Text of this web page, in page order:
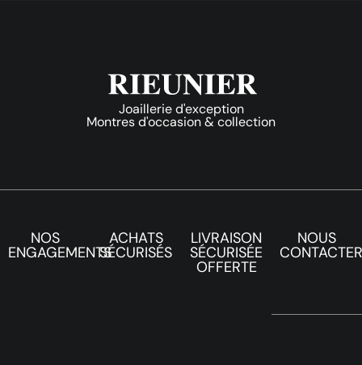
Joaillerie d'exception
Montres d'occasion & collection
NOS
ENGAGEMENTS
ACHATS
SÉCURISÉS
LIVRAISON
SÉCURISÉE
OFFERTE
NOUS
CONTACTER